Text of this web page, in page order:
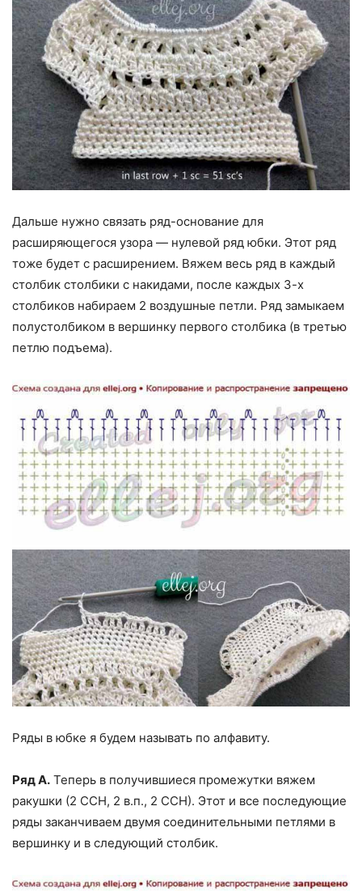
Дальше нужно связать ряд-основание для
расширяющегося узора — нулевой ряд юбки. Этот ряд
тоже будет с расширением. Вяжем весь ряд в каждый
столбик столбики с накидами, после каждых 3-х
столбиков набираем 2 воздушные петли. Ряд замыкаем
полустолбиком в вершинку первого столбика (в третью
петлю подъема).
Ряды в юбке я будем называть по алфавиту.
Ряд А. Теперь в получившиеся промежутки вяжем
ракушки (2 ССН, 2 в.п., 2 ССН). Этот и все последующие
ряды заканчиваем двумя соединительными петлями в
вершинку и в следующий столбик.